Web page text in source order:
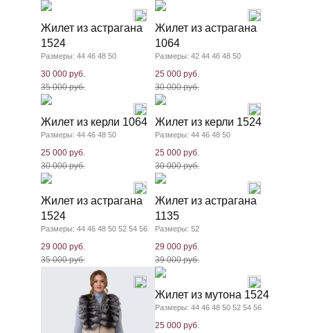
Жилет из астрагана
1524
Размеры: 44 46 48 50
30 000 руб.
35 000 руб.
Жилет из астрагана
1064
Размеры: 42 44 46 48 50
25 000 руб.
30 000 руб.
Жилет из керли 1064
Размеры: 44 46 48 50
25 000 руб.
30 000 руб.
Жилет из керли 1524
Размеры: 44 46 48 50
25 000 руб.
30 000 руб.
Жилет из астрагана
1524
Размеры: 44 46 48 50 52 54 56
29 000 руб.
35 000 руб.
Жилет из астрагана
1135
Размеры: 52
29 000 руб.
39 000 руб.
Жилет из мутона 1524
Размеры: 44 46 48 50 52 54 56
25 000 руб.